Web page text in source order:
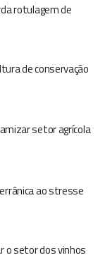
rotulagem de
de conservação
setor agrícola
ao stresse
o setor dos vinhos